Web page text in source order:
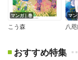
マンガ｜巻
こう森
マン
八
おすすめ特集